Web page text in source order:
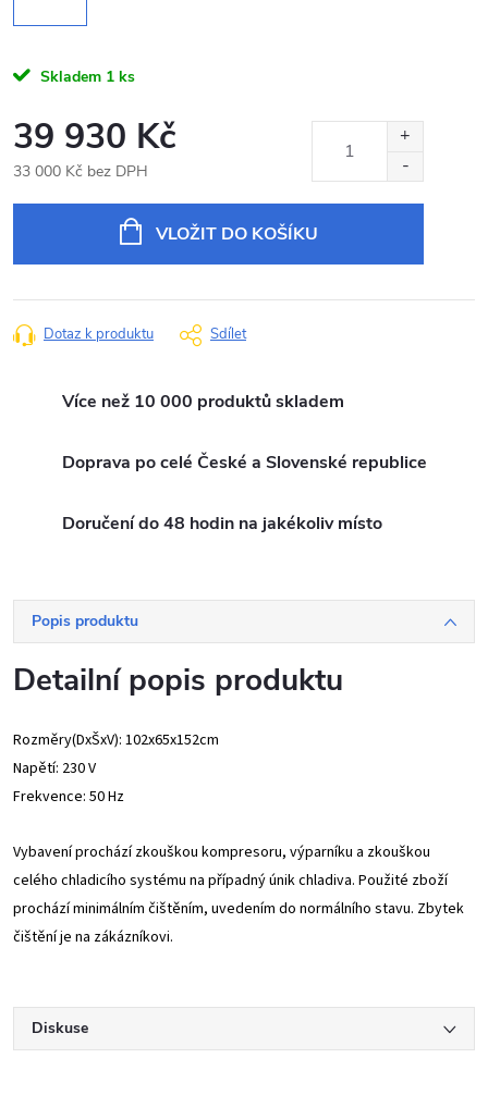
Skladem 1 ks
39 930 Kč
33 000 Kč bez DPH
VLOŽIT DO KOŠÍKU
Dotaz k produktu Sdílet
Více než 10 000 produktů skladem
Doprava po celé České a Slovenské republice
Doručení do 48 hodin na jakékoliv místo
Popis produktu
Detailní popis produktu
Rozměry(DxŠxV): 102x65x152cm
Napětí: 230 V
Frekvence: 50 Hz
Vybavení prochází zkouškou kompresoru, výparníku a zkouškou
celého chladicího systému na případný únik chladiva. Použité zboží
prochází minimálním čištěním, uvedením do normálního stavu. Zbytek
čištění je na zákázníkovi.
Diskuse